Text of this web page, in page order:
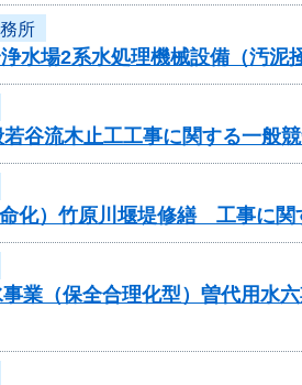
所
水場2系水処理機械設備（汚泥
谷流木止工工事に関する一般
化）竹原川堰堤修繕 工事に関
事業（保全合理化型）曽代用